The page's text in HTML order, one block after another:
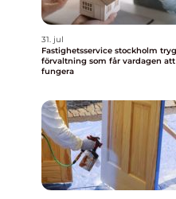
31. jul
Fastighetsservice stockholm trygg
förvaltning som får vardagen att
fungera